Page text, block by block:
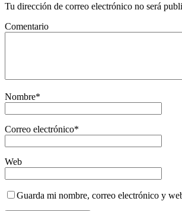
Tu dirección de correo electrónico no será
Comentario
Nombre*
Correo electrónico*
Web
Guarda mi nombre, correo electrónico y